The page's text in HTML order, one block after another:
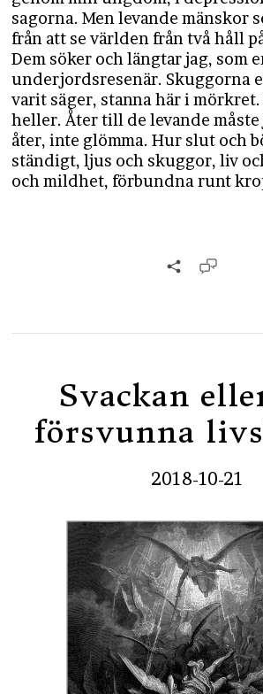
sagorna. Men levande mänskor
från att se världen från två håll
Dem söker och längtar jag, som
underjordsresenär. Skuggorna
varit säger, stanna här i
heller. Åter till de levande måste
åter, inte glömma. Hur slut och
ständigt, ljus och skuggor, liv
och mildhet, förbundna runt
Svackan
försvunna
2018-10-21